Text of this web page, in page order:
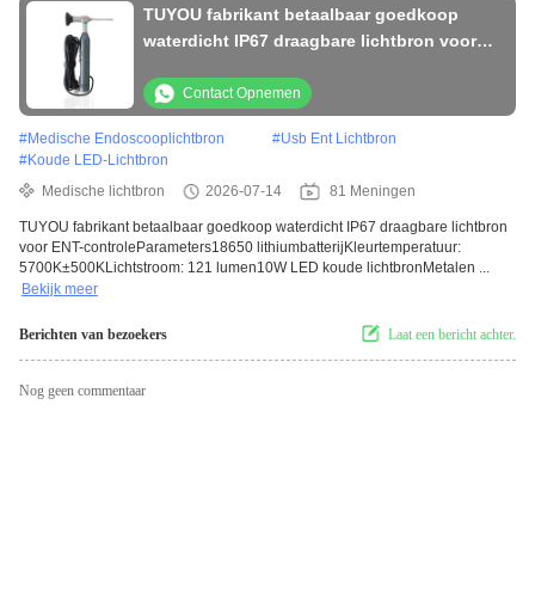
TUYOU fabrikant betaalbaar goedkoop
waterdicht IP67 draagbare lichtbron voor
Contact Opnemen
#Medische Endoscooplichtbron #Usb Ent Lichtbron
#Koude LED-Lichtbron
Medische lichtbron
2026-07-14 81 Meningen
TUYOU fabrikant betaalbaar goedkoop waterdicht IP67 draagbare lichtbron
voor ENT-controleParameters18650 lithiumbatterijKleurtemperatuur:
5700K±500KLichtstroom: 121 lumen10W LED koude lichtbronMetalen ...
Bekijk meer
Berichten van bezoekers Laat een bericht achter.
Nog geen commentaar